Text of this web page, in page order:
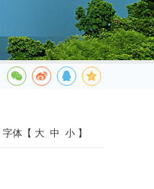
字体【 大 中 小 】